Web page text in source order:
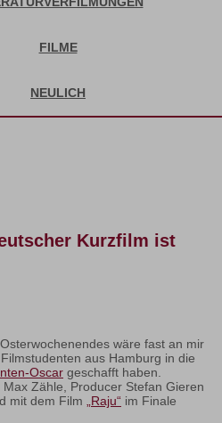
FILME
NEULICH
Kurzfilm ist
wäre fast an mir
aus Hamburg in die
Oscar geschafft haben.
Zähle, Producer Stefan Gieren
mit dem Film „Raju“ im Finale